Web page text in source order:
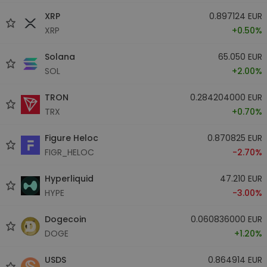
XRP
XRP
0.897124 EUR
+0.50%
Solana
SOL
65.050 EUR
+2.00%
TRON
TRX
0.284204000 EUR
+0.70%
Figure Heloc
FIGR_HELOC
0.870825 EUR
-2.70%
Hyperliquid
HYPE
47.210 EUR
-3.00%
Dogecoin
DOGE
0.060836000 EUR
+1.20%
USDS
0.864914 EUR